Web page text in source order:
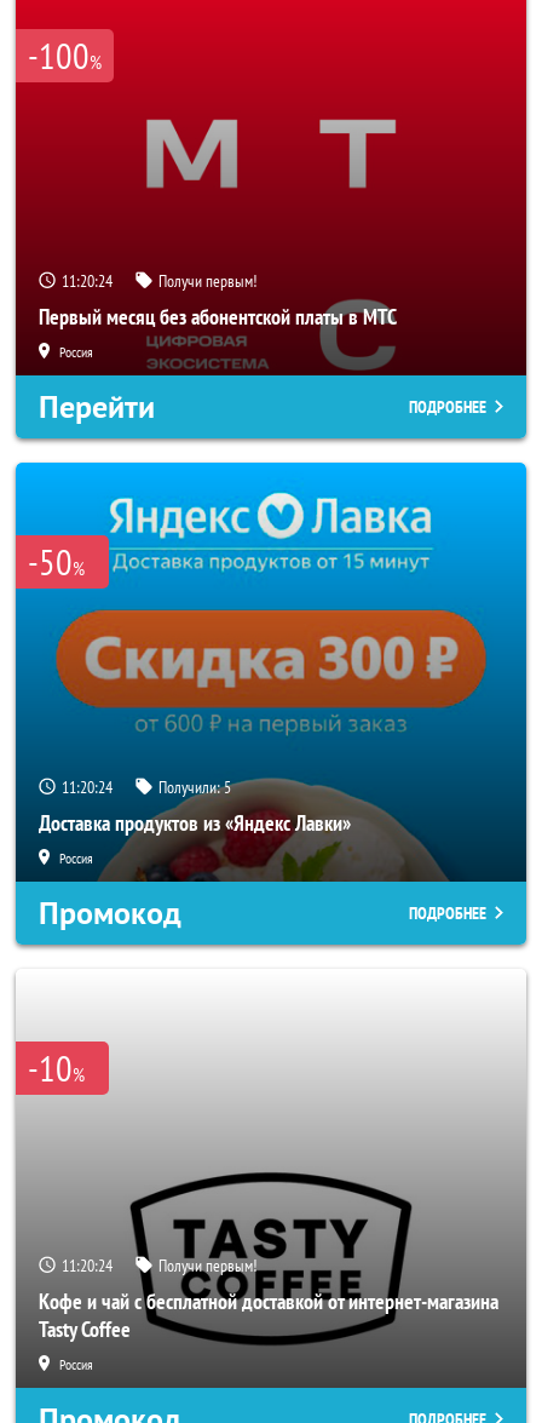
-100%
11:20:22 Получи первым!
Первый месяц без абонентской платы в МТС
Россия
Перейти ПОДРОБНЕЕ
-50%
11:20:22 Получили:5
Доставка продуктов из «Яндекс Лавки»
Россия
Промокод ПОДРОБНЕЕ
-10%
11:20:22 Получи первым!
Кофе и чай с бесплатной доставкой от интернет-магазина
Tasty Coffee
Россия